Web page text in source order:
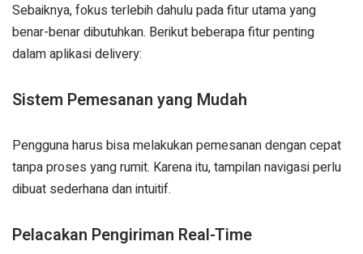
Sebaiknya, fokus terlebih dahulu pada fitur utama yang
benar-benar dibutuhkan. Berikut beberapa fitur penting
dalam aplikasi delivery:
Sistem Pemesanan yang Mudah
Pengguna harus bisa melakukan pemesanan dengan cepat
tanpa proses yang rumit. Karena itu, tampilan navigasi perlu
dibuat sederhana dan intuitif.
Pelacakan Pengiriman Real-Time